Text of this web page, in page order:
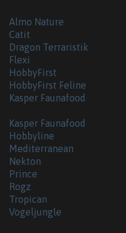
Almo Nature
Catit
Dragon Terraristik
Flexi
HobbyFirst
HobbyFirst Feline
Kasper Faunafood
Kasper Faunafood
Hobbyline
Mediterranean
Nekton
Prince
Rogz
Tropican
Vogeljungle